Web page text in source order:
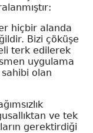
hiçbir alanda
Bizi çöküşe
terk edilerek
uygulama
sahibi olan
ve tek
gerektirdiği